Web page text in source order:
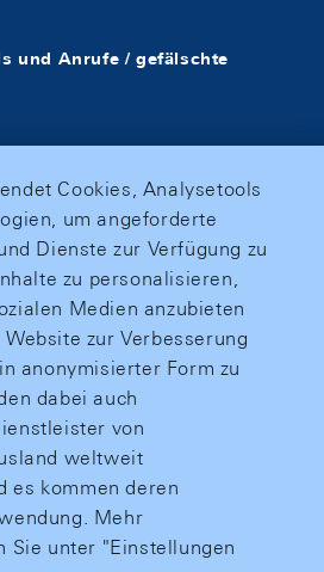
und Anrufe / gefälschte
Cookies, Analysetools
um angeforderte
Dienste zur Verfügung zu
zu personalisieren,
Medien anzubieten
zur Verbesserung
anonymisierter Form zu
dabei auch
von
weltweit
es kommen deren
Mehr
Sie unter "Einstellungen